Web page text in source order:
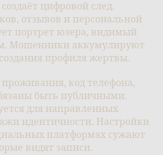
цифровой след.
отзывов и персональной
портрет юзера, видимый
Мошенники аккумулируют
профиля жертвы.
код телефона,
быть публичными.
для направленных
идентичности. Настройки
платформах сужают
видят записи.